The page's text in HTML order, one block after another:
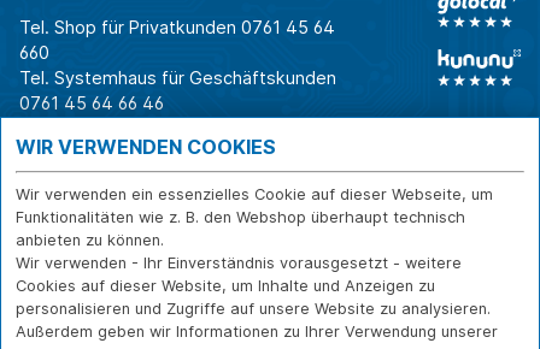
Tel. Shop für Privatkunden 0761 45 64
660
Tel. Systemhaus für Geschäftskunden
0761 45 64 66 46
Warum CAB
Für Business-
Entscheider
Für IT-Leiter
Für Privatkunden
Erfolgsgeschichte
n
Branchen
IT für
IT-Security
IT-Infrastruktur
Softwarelösungen
WLAN-Lösungen
IT-Beratung und
Service
Reparatur
Versand- und
Zahlarten
Rücksendung und
Widerruf
WIR VERWENDEN COOKIES
Wir verwenden ein essenzielles Cookie auf dieser Webseite, um
Funktionalitäten wie z. B. den Webshop überhaupt technisch
anbieten zu können.
Wir verwenden - Ihr Einverständnis vorausgesetzt - weitere
Cookies auf dieser Website, um Inhalte und Anzeigen zu
personalisieren und Zugriffe auf unsere Website zu analysieren.
Außerdem geben wir Informationen zu Ihrer Verwendung unserer